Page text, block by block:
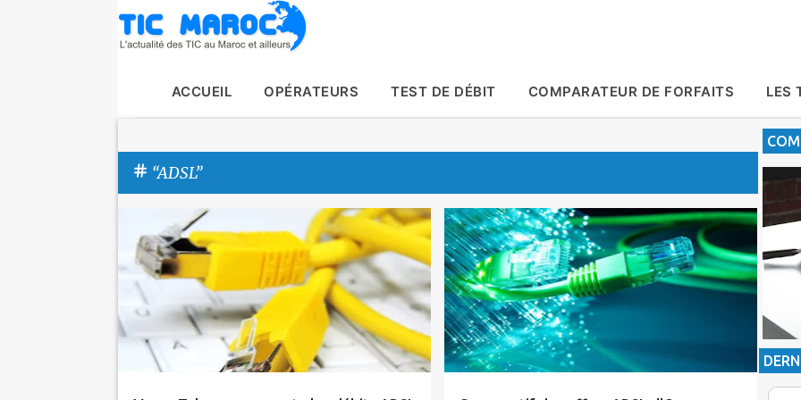
ACCUEIL OPÉRATEURS TEST DE DÉBIT COMPARATEUR DE FORFAITS LES
ADSL
r
i
c
Actualité ADSL Maroc Telecom Tic Maroc Actualité ADSL Comparatifs
inwi
Abonnement Internet
Maroc Telecom
Orange
Tic Maroc